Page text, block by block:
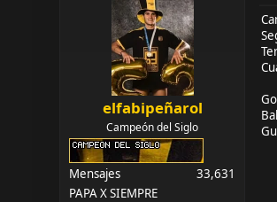
elfabipeñarol
Campeón del Siglo
Mensajes
33,631
PAPA X SIEMPRE